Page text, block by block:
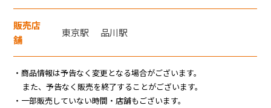
東海新幹線の駅店舗で駅弁が受取れる駅弁予約サイトです。
JR東海MARKET
販売店
舗
東京駅 品川駅
・商品情報は予告なく変更となる場合がございます。
また、予告なく販売を終了することがございます。
・一部販売していない時間・店舗もございます。